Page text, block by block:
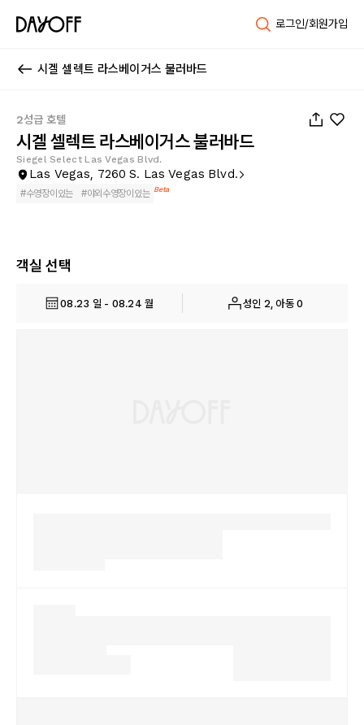
로그인/회원가입
시겔 셀렉트 라스베이거스 불러바드
2성급 호텔
시겔 셀렉트 라스베이거스 불러바드
Siegel Select Las Vegas Blvd.
Las Vegas, 7260 S. Las Vegas Blvd.
#수영장이있는 #야외수영장이있는 Beta
객실 선택
08.23 일 - 08.24 월 성인 2, 아동 0